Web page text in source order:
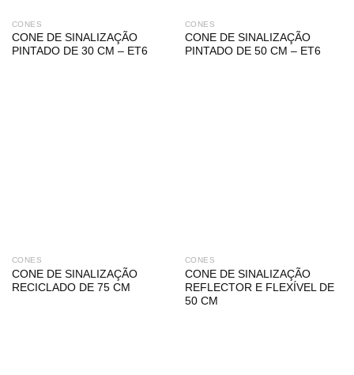
CONES
CONE DE SINALIZAÇÃO
PINTADO DE 30 CM – ET6
CONES
CONE DE SINALIZAÇÃO
PINTADO DE 50 CM – ET6
CONES
CONE DE SINALIZAÇÃO
RECICLADO DE 75 CM
CONES
CONE DE SINALIZAÇÃO
REFLECTOR E FLEXÍVEL DE
50 CM